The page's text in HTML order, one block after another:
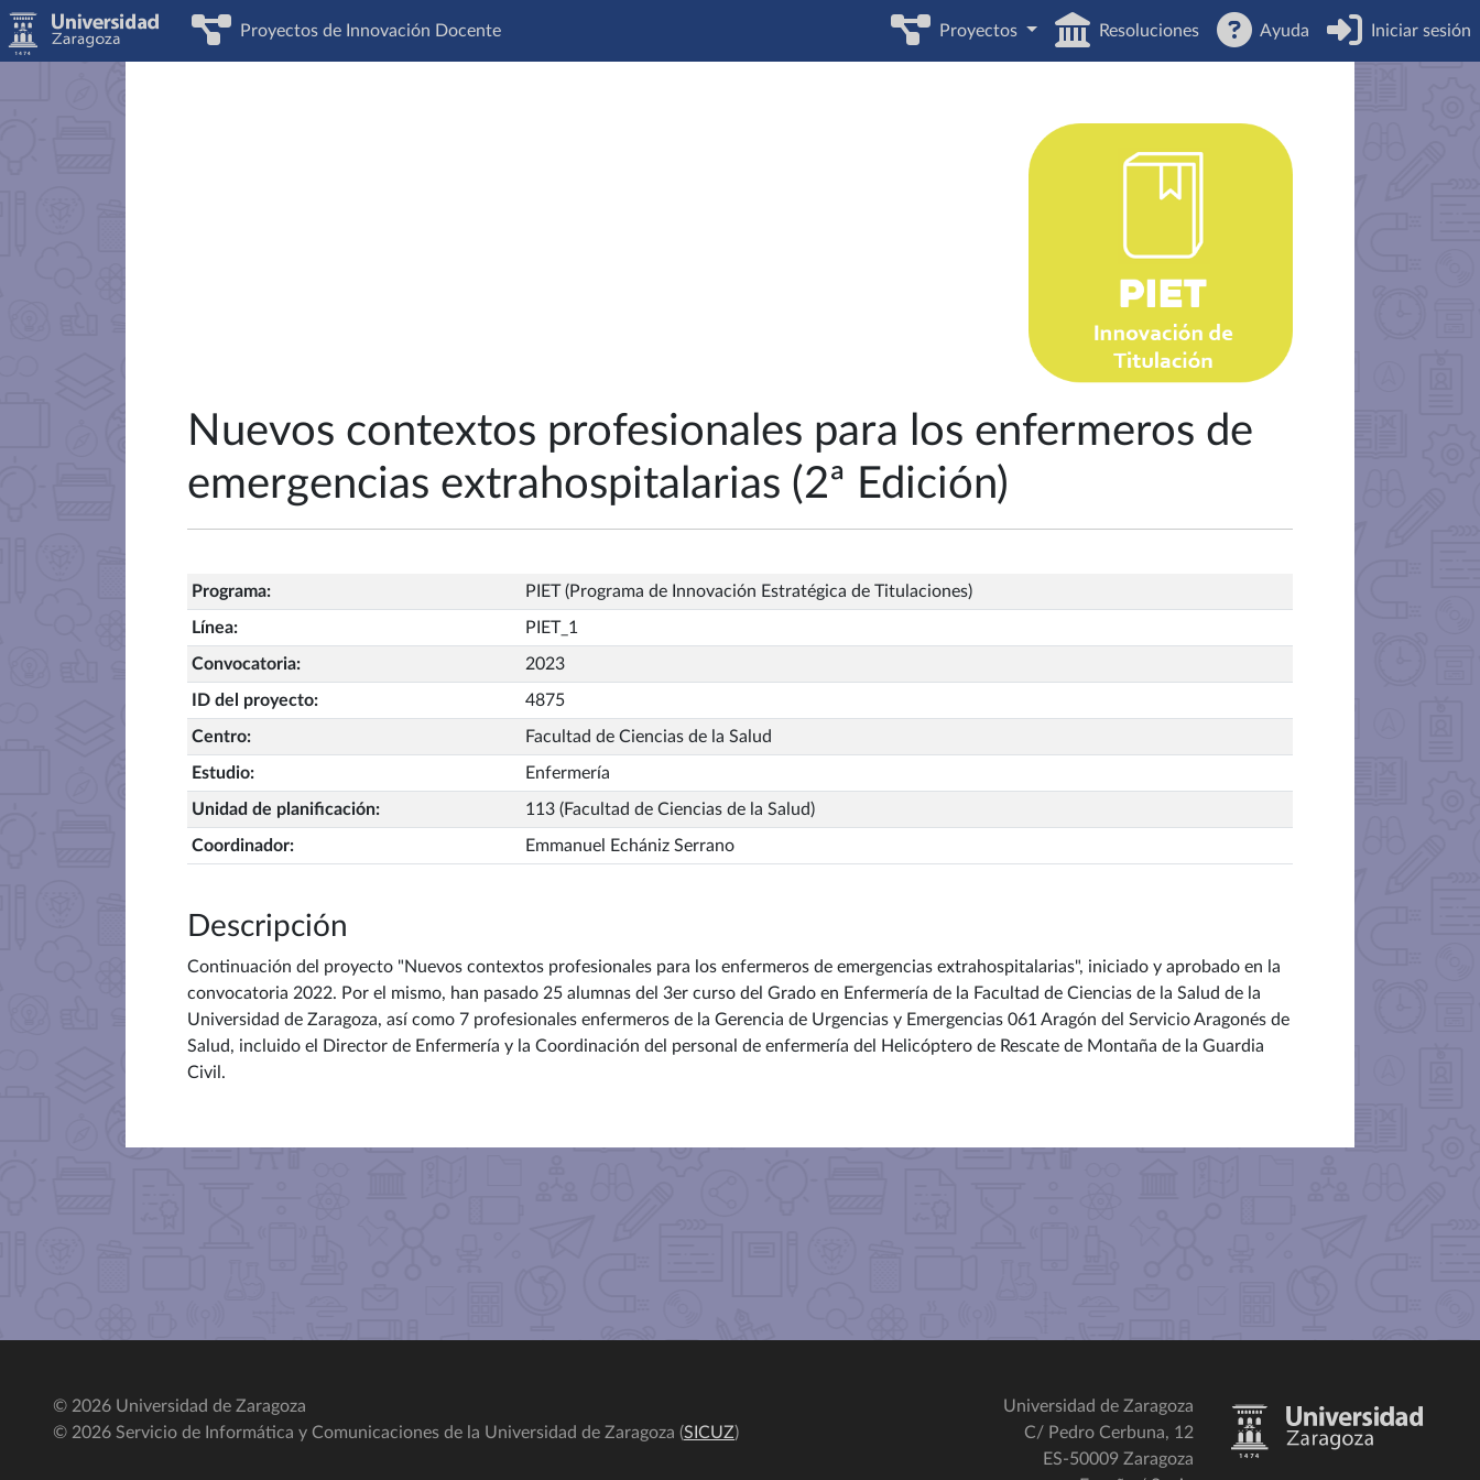
Proyectos de Innovación Docente Proyectos Resoluciones Ayuda Iniciar sesión
Nuevos contextos profesionales para los enfermeros de
emergencias extrahospitalarias (2ª Edición)
Programa: PIET (Programa de Innovación Estratégica de Titulaciones)
Línea: PIET_1
Convocatoria: 2023
ID del proyecto: 4875
Centro: Facultad de Ciencias de la Salud
Estudio: Enfermería
Unidad de planificación: 113 (Facultad de Ciencias de la Salud)
Coordinador: Emmanuel Echániz Serrano
Descripción
Continuación del proyecto "Nuevos contextos profesionales para los enfermeros de emergencias extrahospitalarias", iniciado y aprobado en la
convocatoria 2022. Por el mismo, han pasado 25 alumnas del 3er curso del Grado en Enfermería de la Facultad de Ciencias de la Salud de la
Universidad de Zaragoza, así como 7 profesionales enfermeros de la Gerencia de Urgencias y Emergencias 061 Aragón del Servicio Aragonés de
Salud, incluido el Director de Enfermería y la Coordinación del personal de enfermería del Helicóptero de Rescate de Montaña de la Guardia
Civil.
© 2026 Universidad de Zaragoza
© 2026 Servicio de Informática y Comunicaciones de la Universidad de Zaragoza (SICUZ)
Universidad de Zaragoza
C/ Pedro Cerbuna, 12
ES-50009 Zaragoza